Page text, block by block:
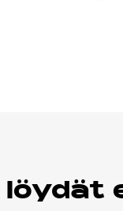
löydät